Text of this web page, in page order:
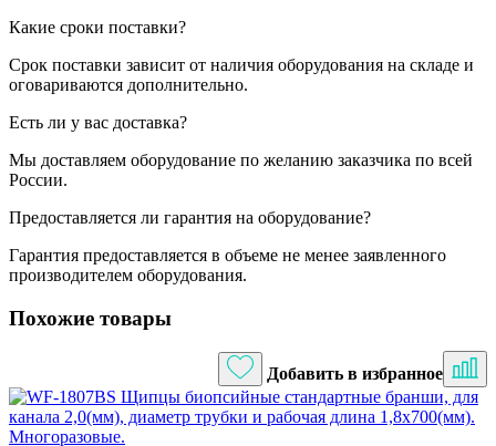
Какие сроки поставки?
Срок поставки зависит от наличия оборудования на складе и
оговариваются дополнительно.
Есть ли у вас доставка?
Мы доставляем оборудование по желанию заказчика по всей
России.
Предоставляется ли гарантия на оборудование?
Гарантия предоставляется в объеме не менее заявленного
производителем оборудования.
Похожие товары
Добавить в избранное